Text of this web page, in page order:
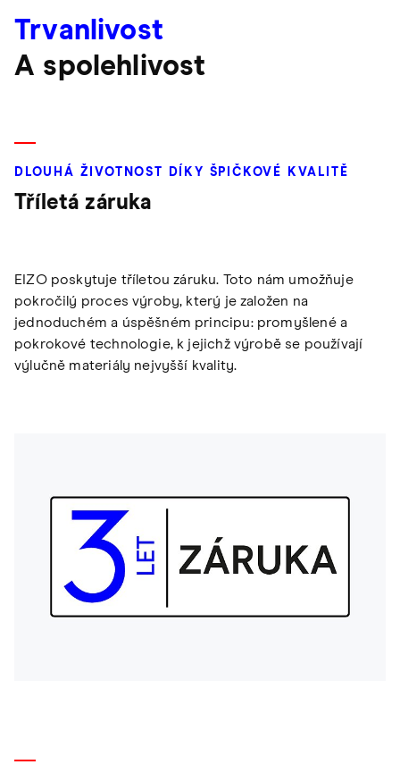
Trvanlivost
A spolehlivost
DLOUHÁ ŽIVOTNOST DÍKY ŠPIČKOVÉ KVALITĚ
Tříletá záruka
EIZO poskytuje tříletou záruku. Toto nám umožňuje
pokročilý proces výroby, který je založen na
jednoduchém a úspěšném principu: promyšlené a
pokrokové technologie, k jejichž výrobě se používají
výlučně materiály nejvyšší kvality.